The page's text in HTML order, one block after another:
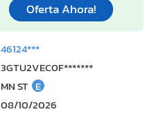
Oferta Ahora!
46124***
3GTU2VEC0F*******
MN ST E
08/10/2026